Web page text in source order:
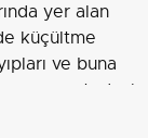
yer alan
küçültme
ve buna
zaman tedavi